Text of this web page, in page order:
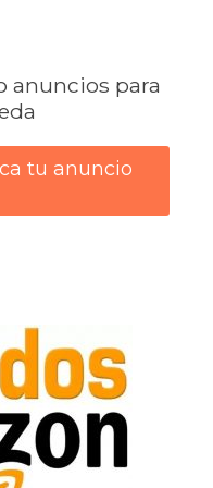
anuncios para
tu anuncio